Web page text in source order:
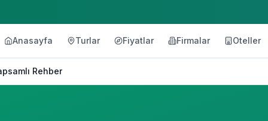
Anasayfa Turlar Fiyatlar Firmalar Oteller
Rehber